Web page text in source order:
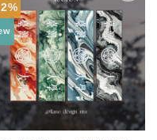
加入
「願
望輕
單」